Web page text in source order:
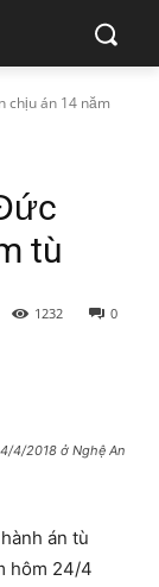
chịu án 14 năm
tù
0
1232
4/2018 ở Nghệ An
án tù
hôm 24/4